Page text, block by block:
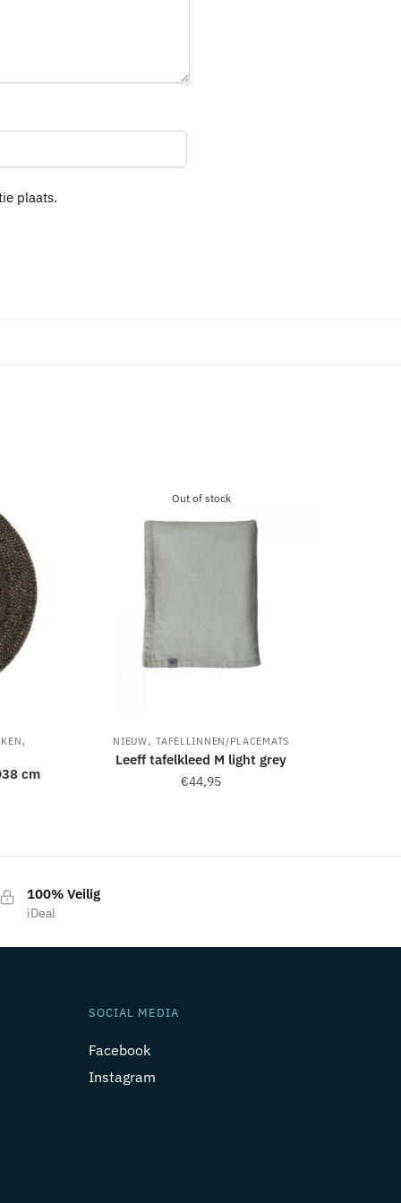
plaats.
,
cm
Out of stock
NIEUW,TAFELLINNEN/PLACEMATS
Leeff tafelkleed M light grey
€44,95
100% Veilig
iDeal
SOCIAL MEDIA
Facebook
Instagram